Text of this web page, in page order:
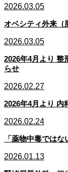
2026.03.05
オベシティ外来（
2026.03.05
2026年4月より 整
らせ
2026.02.27
2026年4月より 内
2026.02.24
「薬物中毒では
2026.01.13